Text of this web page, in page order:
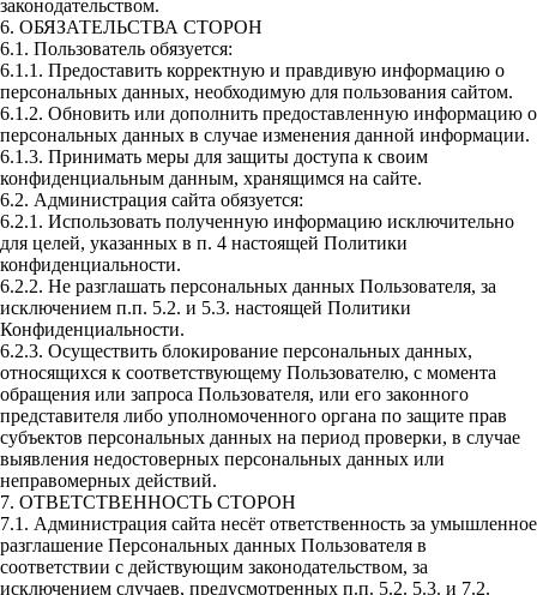
законодательством.
6. ОБЯЗАТЕЛЬСТВА СТОРОН
6.1. Пользователь обязуется:
6.1.1. Предоставить корректную и правдивую информацию о
персональных данных, необходимую для пользования сайтом.
6.1.2. Обновить или дополнить предоставленную информацию о
персональных данных в случае изменения данной информации.
6.1.3. Принимать меры для защиты доступа к своим
конфиденциальным данным, хранящимся на сайте.
6.2. Администрация сайта обязуется:
6.2.1. Использовать полученную информацию исключительно
для целей, указанных в п. 4 настоящей Политики
конфиденциальности.
6.2.2. Не разглашать персональных данных Пользователя, за
исключением п.п. 5.2. и 5.3. настоящей Политики
Конфиденциальности.
6.2.3. Осуществить блокирование персональных данных,
относящихся к соответствующему Пользователю, с момента
обращения или запроса Пользователя, или его законного
представителя либо уполномоченного органа по защите прав
субъектов персональных данных на период проверки, в случае
выявления недостоверных персональных данных или
неправомерных действий.
7. ОТВЕТСТВЕННОСТЬ СТОРОН
7.1. Администрация сайта несёт ответственность за умышленное
разглашение Персональных данных Пользователя в
соответствии с действующим законодательством, за
исключением случаев, предусмотренных п.п. 5.2. 5.3. и 7.2.